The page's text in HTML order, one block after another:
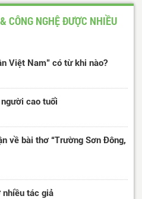
Trang cuối
CÔNG NGHỆ ĐƯỢC NHIỀU
Việt Nam" có từ khi nào?
cao tuổi
về bài thơ “Trường Sơn Đông,
tác giả